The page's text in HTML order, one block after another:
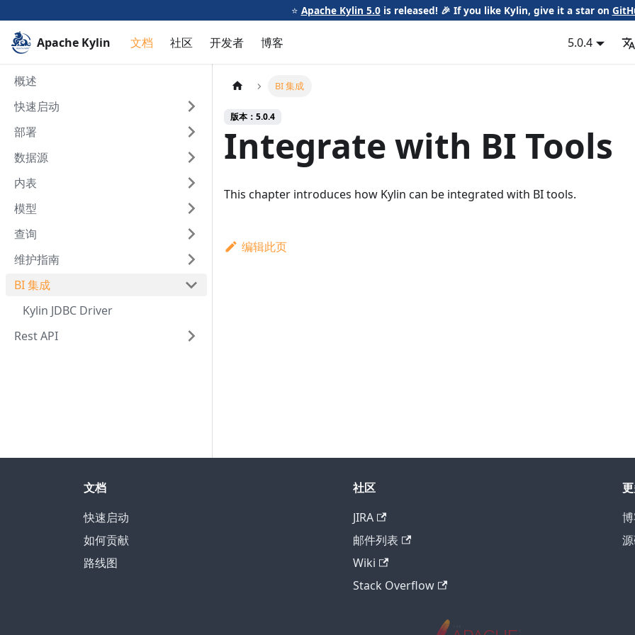
⭐️ Apache Kylin 5.0is released! 🎉 If you like Kylin, give it a star on
Apache Kylin 文档 社区 开发者 博客 5.0.4
概述
快速启动
部署
数据源
内表
模型
查询
维护指南
BI 集成
Kylin JDBC Driver
Rest API
BI 集成
版本：5.0.4
Integrate with BI Tools
This chapter introduces how Kylin can be integrated with BI tools.
编辑此页
文档
快速启动
如何贡献
路线图
社区
JIRA
邮件列表
Wiki
Stack Overflow